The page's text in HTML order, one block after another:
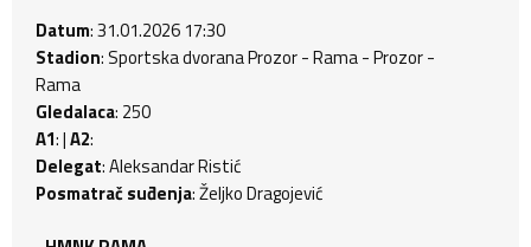
Datum: 31.01.2026 17:30
Stadion: Sportska dvorana Prozor - Rama - Prozor -
Rama
Gledalaca: 250
A1: |A2:
Delegat: Aleksandar Ristić
Posmatrač suđenja: Željko Dragojević